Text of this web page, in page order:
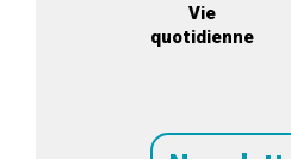
Vie
quotidienne